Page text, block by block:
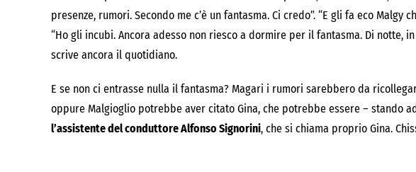
presenze, rumori. Secondo me c’è un fantasma. Ci credo”. “E gli fa eco
“Ho gli incubi. Ancora adesso non riesco a dormire per il fantasma. Di notte,
scrive ancora il quotidiano.
E se non ci entrasse nulla il fantasma? Magari i rumori sarebbero da
oppure Malgioglio potrebbe aver citato Gina, che potrebbe essere – stando
l’assistente del conduttore Alfonso Signorini, che si chiama proprio Gina.